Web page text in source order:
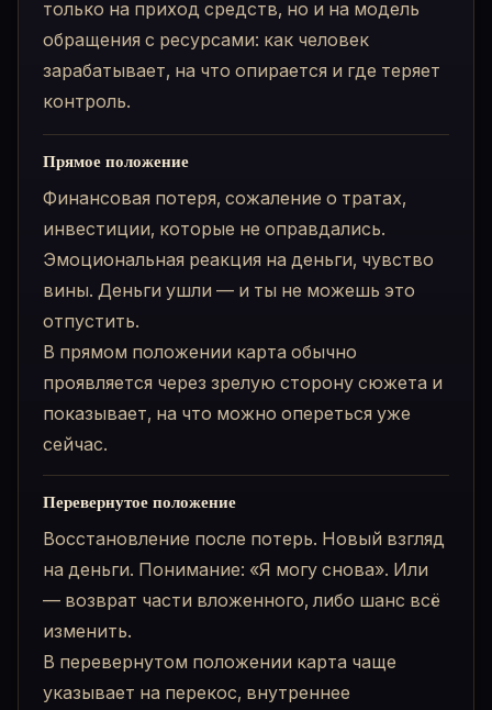
только на приход средств, но и на модель
обращения с ресурсами: как человек
зарабатывает, на что опирается и где теряет
контроль.
Прямое положение
Финансовая потеря, сожаление о тратах,
инвестиции, которые не оправдались.
Эмоциональная реакция на деньги, чувство
вины. Деньги ушли — и ты не можешь это
отпустить.
В прямом положении карта обычно
проявляется через зрелую сторону сюжета и
показывает, на что можно опереться уже
сейчас.
Перевернутое положение
Восстановление после потерь. Новый взгляд
на деньги. Понимание: «Я могу снова». Или
— возврат части вложенного, либо шанс всё
изменить.
В перевернутом положении карта чаще
указывает на перекос, внутреннее